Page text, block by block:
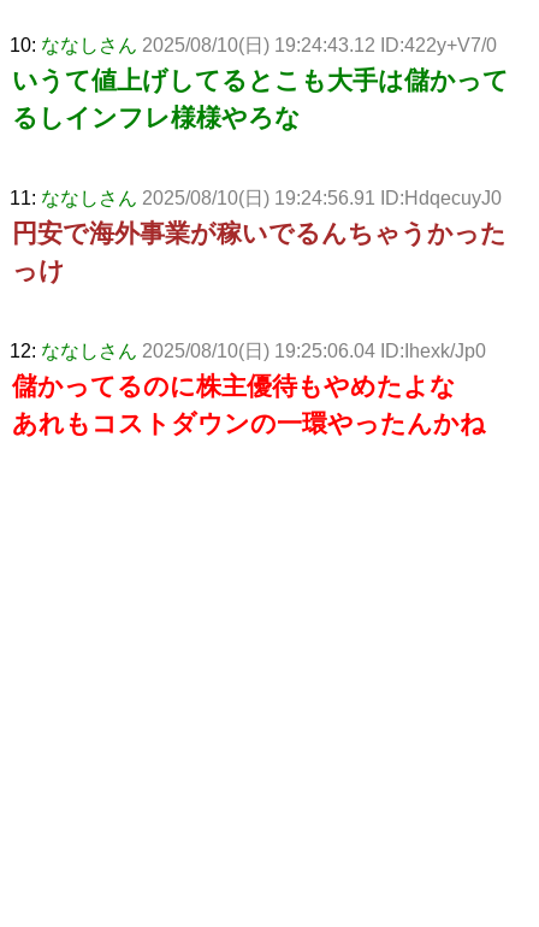
10: ななしさん 2025/08/10(日) 19:24:43.12 ID:422y+V7/0
いうて値上げしてるとこも大手は儲かって
るしインフレ様様やろな
11: ななしさん 2025/08/10(日) 19:24:56.91 ID:HdqecuyJ0
円安で海外事業が稼いでるんちゃうかった
っけ
12: ななしさん 2025/08/10(日) 19:25:06.04 ID:Ihexk/Jp0
儲かってるのに株主優待もやめたよな
あれもコストダウンの一環やったんかね